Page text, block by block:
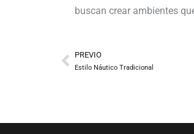
buscan crear ambientes
Prev
PREVIO
Estilo Náutico Tradicional